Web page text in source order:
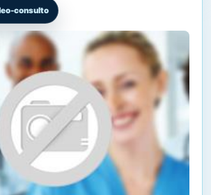
consulto